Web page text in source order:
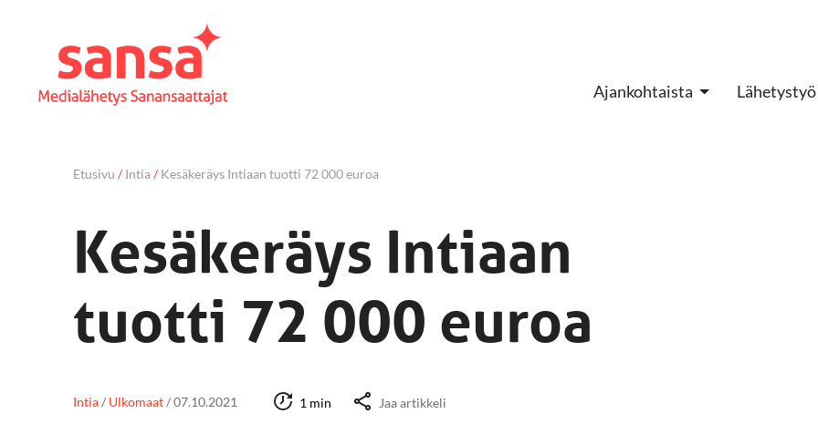
Ajankohtaista Lähetystyö
Etusivu /Intia/Kesäkeräys Intiaan tuotti 72 000 euroa
Kesäkeräys Intiaan
tuotti 72 000 euroa
Intia/ Ulkomaat/07.10.2021 1 min Jaa artikkeli